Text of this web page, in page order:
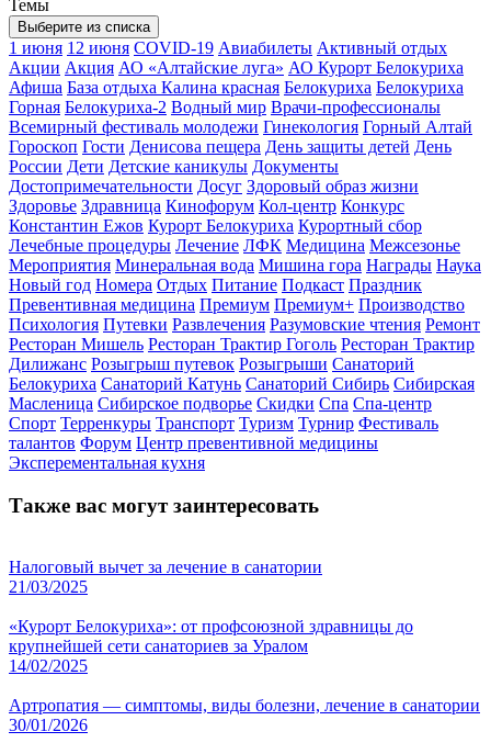
Темы
Выберите из списка
1 июня 12 июня COVID-19 Авиабилеты Активный отдых
Акции Акция АО «Алтайские луга» АО Курорт Белокуриха
Афиша База отдыха Калина красная Белокуриха Белокуриха
Горная Белокуриха-2 Водный мир Врачи-профессионалы
Всемирный фестиваль молодежи Гинекология Горный Алтай
Гороскоп Гости Денисова пещера День защиты детей День
России Дети Детские каникулы Документы
Достопримечательности Досуг Здоровый образ жизни
Здоровье Здравница Кинофорум Кол-центр Конкурс
Константин Ежов Курорт Белокуриха Курортный сбор
Лечебные процедуры Лечение ЛФК Медицина Межсезонье
Мероприятия Минеральная вода Мишина гора Награды Наука
Новый год Номера Отдых Питание Подкаст Праздник
Превентивная медицина Премиум Премиум+ Производство
Психология Путевки Развлечения Разумовские чтения Ремонт
Ресторан Мишель Ресторан Трактир Гоголь Ресторан Трактир
Дилижанс Розыгрыш путевок Розыгрыши Санаторий
Белокуриха Санаторий Катунь Санаторий Сибирь Сибирская
Масленица Сибирское подворье Скидки Спа Спа-центр
Спорт Терренкуры Транспорт Туризм Турнир Фестиваль
талантов Форум Центр превентивной медицины
Эксперементальная кухня
Также вас могут заинтересовать
Налоговый вычет за лечение в санатории
21/03/2025
«Курорт Белокуриха»: от профсоюзной здравницы до
крупнейшей сети санаториев за Уралом
14/02/2025
Артропатия — симптомы, виды болезни, лечение в санатории
30/01/2026